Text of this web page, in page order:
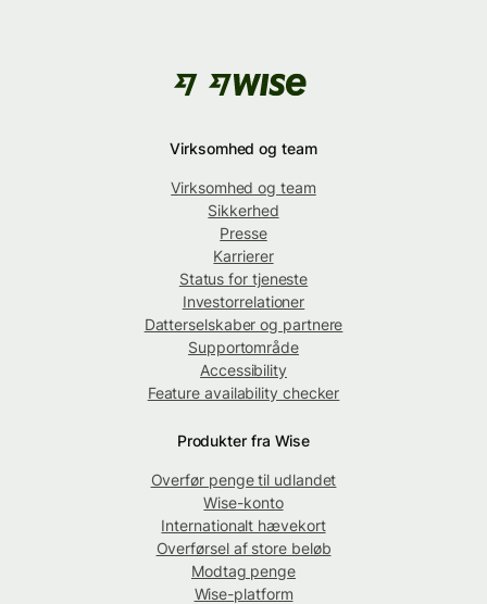
Virksomhed og team
Virksomhed og team
Sikkerhed
Presse
Karrierer
Status for tjeneste
Investorrelationer
Datterselskaber og partnere
Supportområde
Accessibility
Feature availability checker
Produkter fra Wise
Overfør penge til udlandet
Wise-konto
Internationalt hævekort
Overførsel af store beløb
Modtag penge
Wise-platform